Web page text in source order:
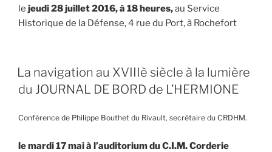
Navarre »
le jeudi 28 juillet 2016, à 18 heures,au Service
Historique de la Défense, 4 rue du Port, à Rochefort
PUBLIÉ
LE
La navigation au XVIIIè siècle à la lumière
du JOURNAL DE BORD de L’HERMIONE
Conférence de Philippe Bouthet du Rivault, secrétaire du CRDHM.
le mardi 17 mai à l’auditorium du C.I.M. Corderie